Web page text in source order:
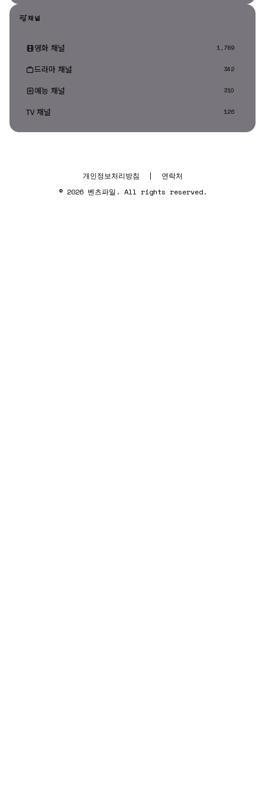
채널
영화 채널 1,789
드라마 채널 342
예능 채널 310
TV 채널 126
개인정보처리방침 |
연락처
© 2026 벤츠파일. All rights reserved.